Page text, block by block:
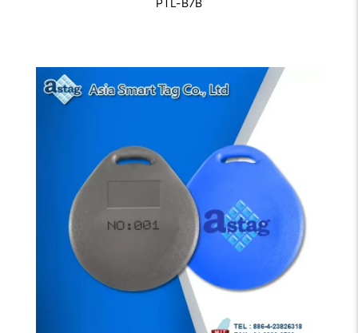
PTL-B7B